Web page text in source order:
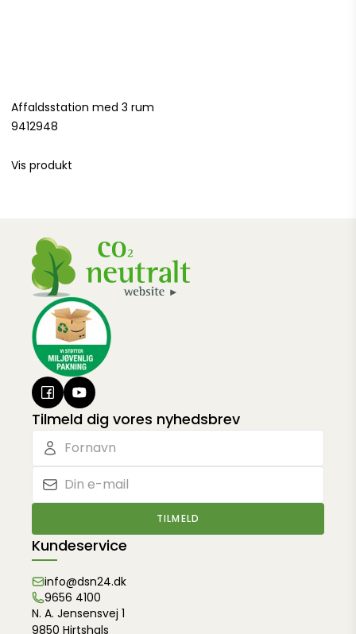
Affaldsstation med 3 rum
9412948
Vis produkt
Tilmeld dig vores nyhedsbrev
TILMELD
Kundeservice
info@dsn24.dk
9656 4100
N. A. Jensensvej 1
9850 Hirtshals